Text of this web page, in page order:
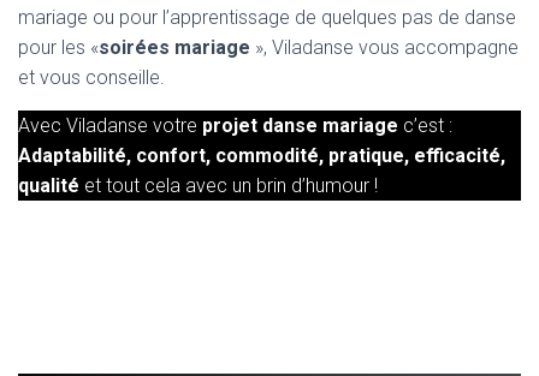
mariage ou pour l’apprentissage de quelques pas de danse
pour les «soirées mariage », Viladanse vous accompagne
et vous conseille.
Avec Viladanse votre projet danse mariage c’est :
Adaptabilité, confort, commodité, pratique, efficacité,
qualité et tout cela avec un brin d’humour !